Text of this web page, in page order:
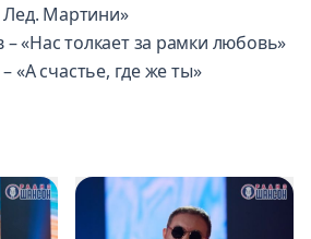
Мартини»
«Нас толкает за рамки любовь»
«А счастье, где же ты»